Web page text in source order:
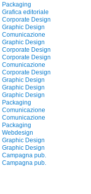
Packaging
Grafica editoriale
Corporate Design
Graphic Design
Comunicazione
Graphic Design
Corporate Design
Corporate Design
Comunicazione
Corporate Design
Graphic Design
Graphic Design
Graphic Design
Packaging
Comunicazione
Comunicazione
Packaging
Webdesign
Graphic Design
Graphic Design
Campagna pub.
Campagna pub.